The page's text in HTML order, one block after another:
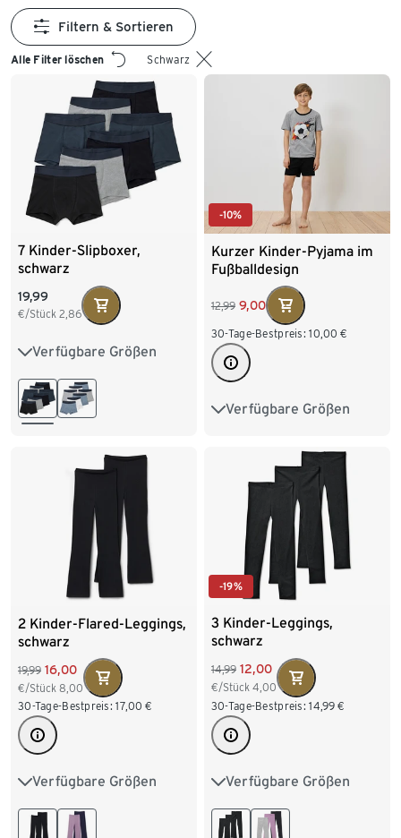
Alle Filter löschen Schwarz
Filtern & Sortieren
7 Kinder-Slipboxer,
schwarz
19,99
€/Stück 2,86
Verfügbare Größen
122/128 134/140
146/152
-10%
Kurzer Kinder-Pyjama im
Fußballdesign
12,99 9,00
30-Tage-Bestpreis: 10,00 €
Verfügbare Größen
98/104 110/116
134/140
146/152 158/164
2 Kinder-Flared-Leggings,
schwarz
19,99 16,00
€/Stück 8,00
30-Tage-Bestpreis: 17,00 €
Verfügbare Größen
122/128 134/140
146/152
-19%
3 Kinder-Leggings,
schwarz
14,99 12,00
€/Stück 4,00
30-Tage-Bestpreis: 14,99 €
Verfügbare Größen
122/128 134/140
146/152